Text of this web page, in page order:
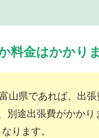
料金はかかり
山県であれば、出張
途出張費がかかり
ります。